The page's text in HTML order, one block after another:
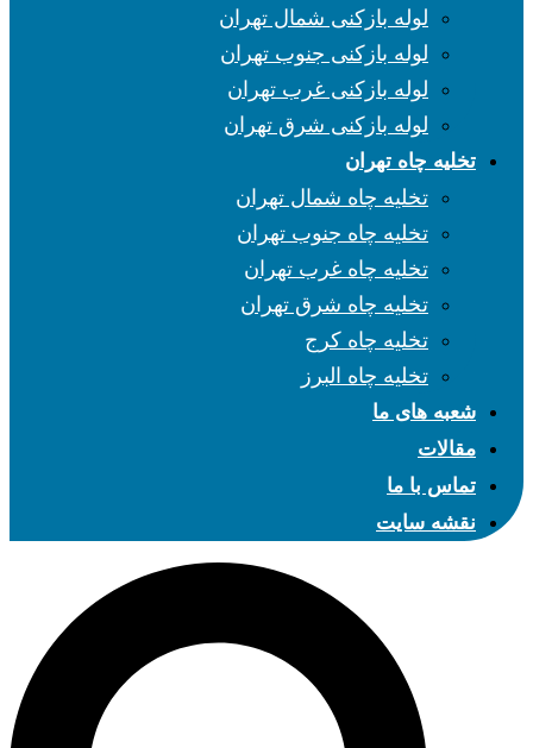
لوله بازکنی شمال تهران
لوله بازکنی جنوب تهران
لوله بازکنی غرب تهران
لوله بازکنی شرق تهران
تخلیه چاه تهران
تخلیه چاه شمال تهران
تخلیه چاه جنوب تهران
تخلیه چاه غرب تهران
تخلیه چاه شرق تهران
تخلیه چاه کرج
تخلیه چاه البرز
شعبه های ما
مقالات
تماس با ما
نقشه سایت